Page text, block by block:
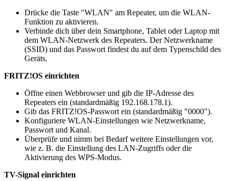
Drücke die Taste "WLAN" am Repeater, um die WLAN-
Funktion zu aktivieren.
Verbinde dich über dein Smartphone, Tablet oder Laptop mit
dem WLAN-Netzwerk des Repeaters. Der Netzwerkname
(SSID) und das Passwort findest du auf dem Typenschild des
Geräts.
FRITZ!OS einrichten
Öffne einen Webbrowser und gib die IP-Adresse des
Repeaters ein (standardmäßig 192.168.178.1).
Gib das FRITZ!OS-Passwort ein (standardmäßig "0000").
Konfiguriere WLAN-Einstellungen wie Netzwerkname,
Passwort und Kanal.
Überprüfe und nimm bei Bedarf weitere Einstellungen vor,
wie z. B. die Einstellung des LAN-Zugriffs oder die
Aktivierung des WPS-Modus.
TV-Signal einrichten